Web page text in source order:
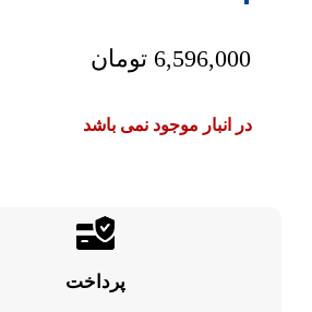
6,596,000 تومان
در انبار موجود نمی باشد
پرداخت